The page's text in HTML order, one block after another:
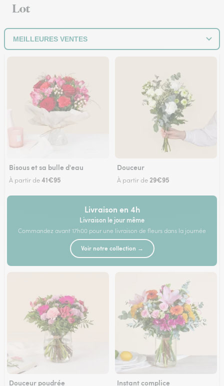
Lot
Bisous et sa bulle d'eau
À partir de41€95
Douceur
À partir de 29€95
Livraison en 4h
Livraison le jour même
Commandez avant 17h00 pour une livraison de fleurs dans la journée
Voir notre collection →
Douceur poudrée Instant complice